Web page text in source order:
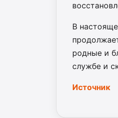
В
родные и
службе и
Источник